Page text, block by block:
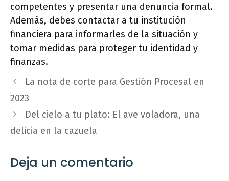
competentes y presentar una denuncia formal.
Además, debes contactar a tu institución
financiera para informarles de la situación y
tomar medidas para proteger tu identidad y
finanzas.
La nota de corte para Gestión Procesal en
2023
Del cielo a tu plato: El ave voladora, una
delicia en la cazuela
Deja un comentario